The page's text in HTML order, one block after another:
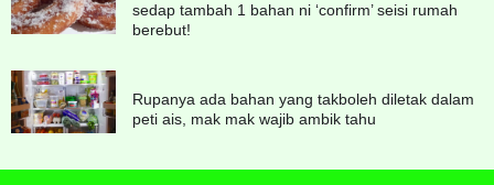
sedap tambah 1 bahan ni ‘confirm’ seisi rumah
berebut!
Rupanya ada bahan yang takboleh diletak dalam
peti ais, mak mak wajib ambik tahu